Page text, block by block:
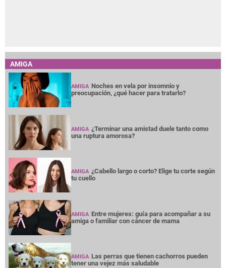
AMIGA
AMIGA Noches en vela por insomnio y
preocupación, ¿qué hacer para tratarlo?
AMIGA ¿Terminar una amistad duele tanto como
una ruptura amorosa?
AMIGA ¿Cabello largo o corto? Elige tu corte según
tu cuello
AMIGA Entre mujeres: guía para acompañar a su
amiga o familiar con cáncer de mama
AMIGA Las perras que tienen cachorros pueden
tener una vejez más saludable